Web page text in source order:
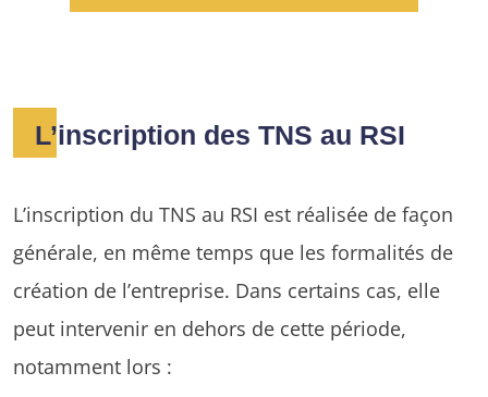
L’inscription des TNS au RSI
L’inscription du TNS au RSI est réalisée de façon
générale, en même temps que les formalités de
création de l’entreprise. Dans certains cas, elle
peut intervenir en dehors de cette période,
notamment lors :